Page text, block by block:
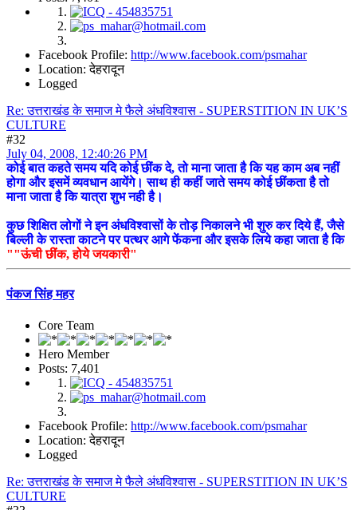
Facebook Profile: http://www.facebook.com/psmahar
Location: देहरादून
Logged
Re: उत्तराखंड के समाज मे फैले अंधविश्वास - SUPERSTITION IN UK’S
CULTURE
#32
July 04, 2008, 12:40:26 PM
कोई बात कहते समय यदि कोई छींक दे, तो माना जाता है कि यह काम अब नहीं
होगा और इसमें व्यवधान आयेंगे। साथ ही कहीं जाते समय कोई छींकता है तो
माना जाता है कि यात्रा शुभ नही है।
कुछ शिक्षित लोगों ने इन अंधविश्वासों के तोड़ निकालने भी शुरु कर दिये हैं, जैसे
बिल्ली के रास्ता काटने पर पत्थर आगे फेंकना और इसके लिये कहा जाता है कि
""ऊंची छींक, होये जयकारी"
पंकज सिंह महर
Core Team
Hero Member
Posts: 7,401
Facebook Profile: http://www.facebook.com/psmahar
Location: देहरादून
Logged
Re: उत्तराखंड के समाज मे फैले अंधविश्वास - SUPERSTITION IN UK’S
CULTURE